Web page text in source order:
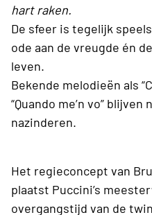
hart raken.
De sfeer is tegelijk
ode aan de vreugde én
leven.
Bekende melodieën als
“Quando me’n vo”
nazinderen.
Het regieconcept van
plaatst Puccini’s
overgangstijd van de